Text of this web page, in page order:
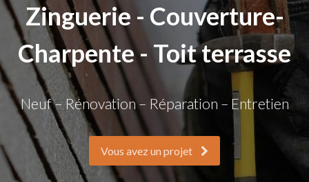
Zinguerie - Couverture-
Charpente - Toit terrasse
Neuf – Rénovation – Réparation – Entretien
Vous avez un projet